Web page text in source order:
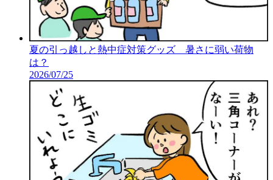
夏の引っ越しと熱中症対策グッズ 暑さに弱い荷物
は？
2026/07/25